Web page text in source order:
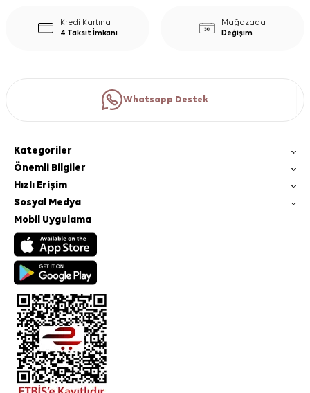
Kredi Kartına
4 Taksit İmkanı
Mağazada
Değişim
Whatsapp Destek
Kategoriler
Önemli Bilgiler
Hızlı Erişim
Sosyal Medya
Mobil Uygulama